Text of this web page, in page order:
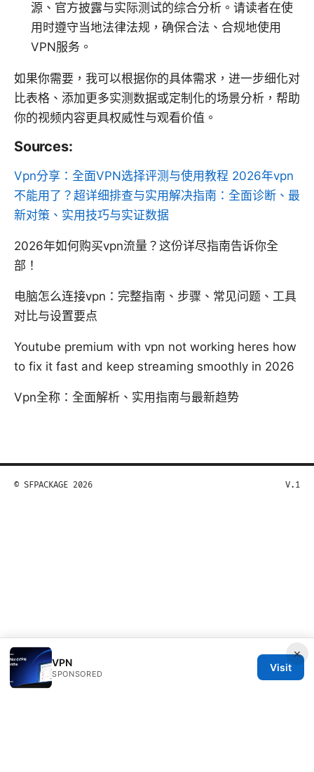
源、官方披露与实际测试的综合分析。请读者在使
用时遵守当地法律法规，确保合法、合规地使用
VPN服务。
如果你需要，我可以根据你的具体需求，进一步细化对
比表格、添加更多实测数据或定制化的场景分析，帮助
你的视频内容更具权威性与观看价值。
Sources:
Vpn分享：全面VPN选择评测与使用教程 2026年vpn
不能用了？超详细排查与实用解决指南：全面诊断、最
新对策、实用技巧与实证数据
2026年如何购买vpn流量？这份详尽指南告诉你全
部！
电脑怎么连接vpn：完整指南、步骤、常见问题、工具
对比与设置要点
Youtube premium with vpn not working heres how
to fix it fast and keep streaming smoothly in 2026
Vpn全称：全面解析、实用指南与最新趋势
×
VPN
SPONSORED
Visit
© SFPACKAGE 2026 V.1